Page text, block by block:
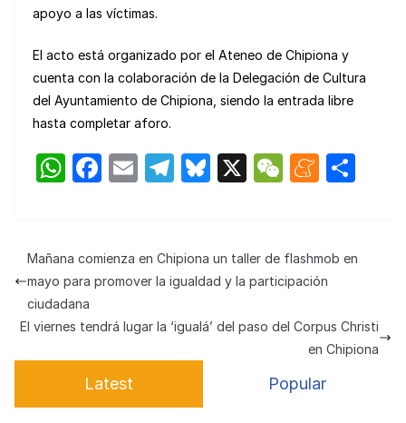
apoyo a las víctimas.
El acto está organizado por el Ateneo de Chipiona y
cuenta con la colaboración de la Delegación de Cultura
del Ayuntamiento de Chipiona, siendo la entrada libre
hasta completar aforo.
W
s
A
p
p
F
e
b
o
o
k
E
T
gr
a
m
Bl
s
k
y
X
W
h
at
M
e
a
m
e
p
tir
Mañana comienza en Chipiona un taller de flashmob en
mayo para promover la igualdad y la participación
ciudadana
El viernes tendrá lugar la ‘igualá’ del paso del Corpus Christi
en Chipiona
Latest Popular